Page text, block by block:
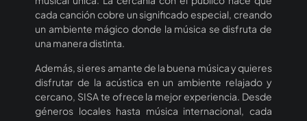
cada canción cobre un significado especial, creando
un ambiente mágico donde la música se disfruta de
una manera distinta.
Además, si eres amante de la buena música y quieres
disfrutar de la acústica en un ambiente relajado y
cercano, SISA te ofrece la mejor experiencia. Desde
géneros locales hasta música internacional, cada